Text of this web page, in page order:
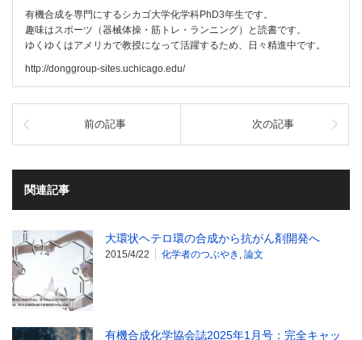
有機合成を専門にするシカゴ大学化学科PhD3年生です。
趣味はスポーツ（器械体操・筋トレ・ランニング）と読書です。
ゆくゆくはアメリカで教授になって活躍するため、日々精進中です。
http://donggroup-sites.uchicago.edu/
前の記事 次の記事
関連記事
大環状ヘテロ環の合成から抗がん剤開発へ
2015/4/22 化学者のつぶやき , 論文
有機合成化学協会誌2025年1月号：完全キャッ